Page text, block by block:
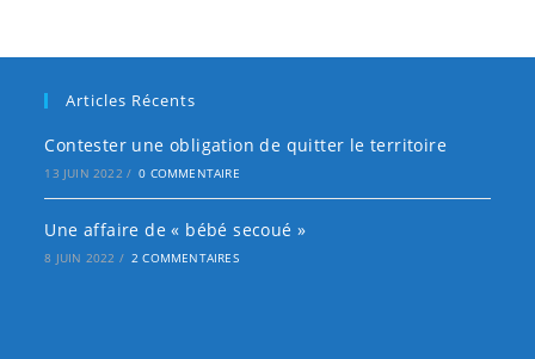
Articles Récents
Contester une obligation de quitter le territoire
13 JUIN 2022 / 0 COMMENTAIRE
Une affaire de « bébé secoué »
8 JUIN 2022 / 2 COMMENTAIRES